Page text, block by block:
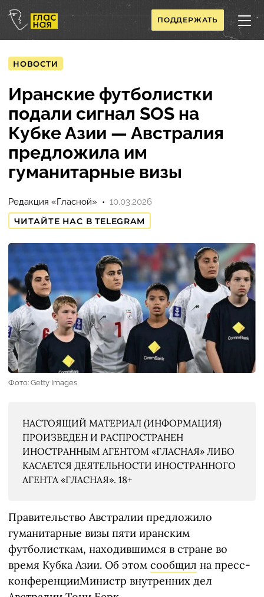
ПОДДЕРЖАТЬ
НОВОСТИ
Иранские футболистки
подали сигнал SOS на
Кубке Азии — Австралия
предложила им
гуманитарные визы
Редакция «Гласной»
10.03.2026
ЧИТАЙТЕ НАС В TELEGRAM
Фото: Getty Images
НАСТОЯЩИЙ МАТЕРИАЛ (ИНФОРМАЦИЯ)
ПРОИЗВЕДЕН И РАСПРОСТРАНЕН
ИНОСТРАННЫМ АГЕНТОМ «ГЛАСНАЯ» ЛИБО
КАСАЕТСЯ ДЕЯТЕЛЬНОСТИ ИНОСТРАННОГО
АГЕНТА «ГЛАСНАЯ». 18+
Правительство Австралии предложило
гуманитарные визы пяти иранским
футболисткам, находившимся в стране во
время Кубка Азии. Об этом сообщил на пресс-
конференцииМинистр внутренних дел